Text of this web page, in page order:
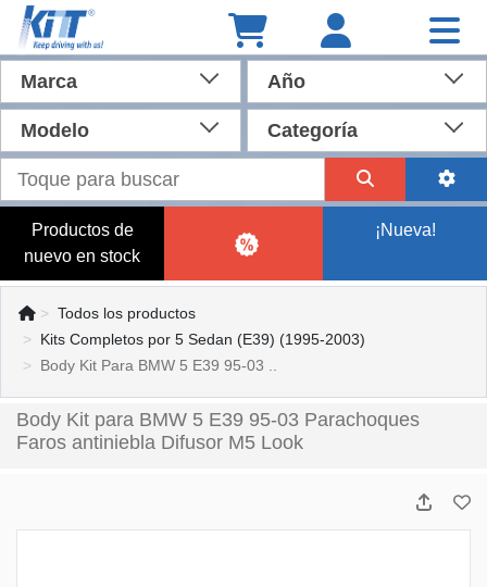
Marca Año
Modelo Categoría
Productos de
nuevo en stock
¡Nueva!
Todos los productos
Kits Completos por 5 Sedan (E39) (1995-2003)
Body Kit Para BMW 5 E39 95-03 ..
Body Kit para BMW 5 E39 95-03 Parachoques
Faros antiniebla Difusor M5 Look